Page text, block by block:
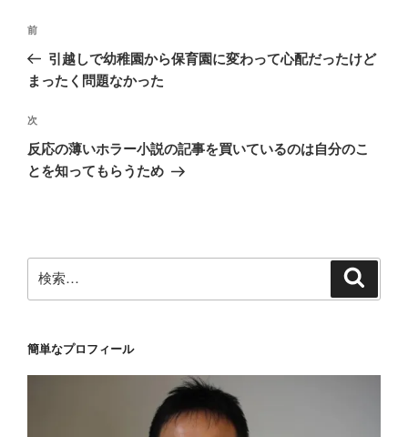
投
ナ
ゲ
ー
シ
前
の
投
前
引越しで幼稚園から保育園に変わって心配だったけど
まったく問題なかった
次
の
投
次
反応の薄いホラー小説の記事を買いているのは自分のこ
とを知ってもらうため
索:
簡単なプロフィール